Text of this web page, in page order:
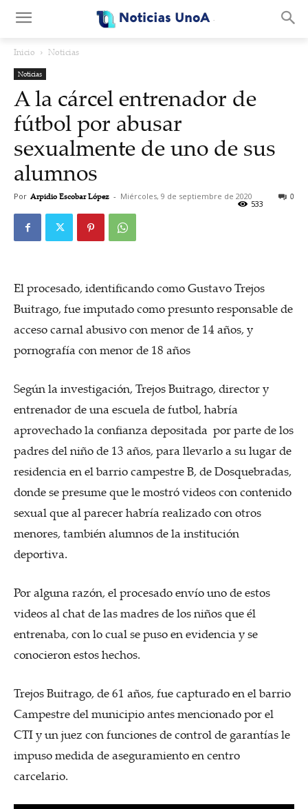
Inicio Noticias
Noticias
A la cárcel entrenador de
fútbol por abusar
sexualmente de uno de sus
alumnos
Por Arpidio Escobar López - Miércoles, 9 de septiembre de 2020 0
533
El procesado, identificando como Gustavo Trejos
Buitrago, fue imputado como presunto responsable de
acceso carnal abusivo con menor de 14 años, y
pornografía con menor de 18 años
Según la investigación, Trejos Buitrago, director y
entrenador de una escuela de futbol, habría
aprovechado la confianza depositada por parte de los
padres del niño de 13 años, para llevarlo a su lugar de
residencia en el barrio campestre B, de Dosquebradas,
donde se presume que le mostró videos con contenido
sexual que al parecer habría realizado con otros
menores, también alumnos de la institución
deportiva.
Por alguna razón, el procesado envío uno de estos
videos al chat de las madres de los niños que él
entrenaba, con lo cual se puso en evidencia y se
conocieron estos hechos.
Trejos Buitrago, de 61 años, fue capturado en el barrio
Campestre del municipio antes mencionado por el
CTI y un juez con funciones de control de garantías le
impuso medida de aseguramiento en centro
carcelario.